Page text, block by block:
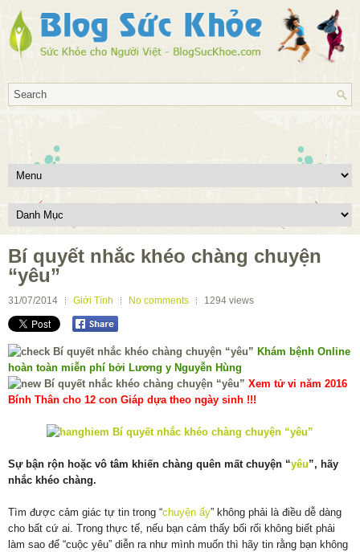
Bí quyết nhắc khéo chàng chuyện
“yêu”
31/07/2014 Giới Tính No comments 1294 views
Khám bệnh Online
hoàn toàn miễn phí bởi Lương y Nguyễn Hùng
Xem tử vi năm 2016
Bính Thân cho 12 con Giáp dựa theo ngày sinh !!!
Sự bận rộn hoặc vô tâm khiến chàng quên mất chuyện “yêu”, hãy
nhắc khéo chàng.
Tìm được cảm giác tự tin trong “chuyện ấy” không phải là điều dễ dàng
cho bất cứ ai. Trong thực tế, nếu bạn cảm thấy bối rối không biết phải
làm sao để “cuộc yêu” diễn ra như mình muốn thì hãy tin rằng bạn không